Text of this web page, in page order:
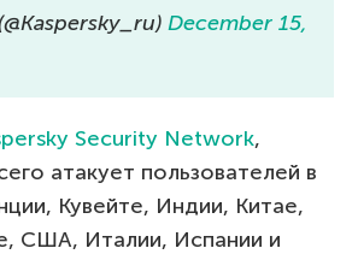
December 15,
Security Network,
атакует пользователей в
Кувейте, Индии, Китае,
США, Италии, Испании и